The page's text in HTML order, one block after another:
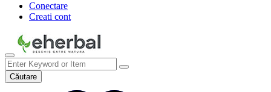
Conectare
Creati cont
Căutare